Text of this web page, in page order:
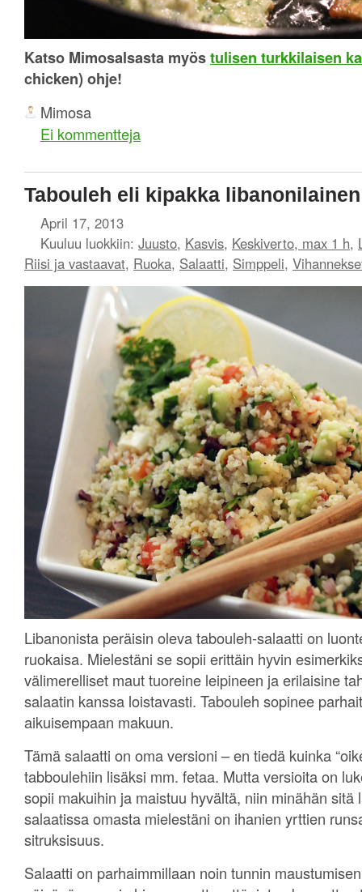
Katso Mimosalsasta myöstulisen turkkilaisen
chicken) ohje!
Mimosa
Ei kommentteja
Tabouleh eli kipakka
April 17, 2013
Kuuluu luokkiin: Juusto, Kasvis, Keskiverto, max 1 h,
Riisi ja vastaavat, Ruoka, Salaatti, Simppeli,
Libanonista peräisin oleva tabouleh-salaatti on
ruokaisa. Mielestäni se sopii erittäin hyvin
välimerelliset maut tuoreine leipineen ja erilaisine
salaatin kanssa loistavasti. Tabouleh sopinee
aikuisempaan makuun.
Tämä salaatti on oma versioni – en tiedä kuinka
tabboulehiin lisäksi mm. fetaa. Mutta versioita on
sopii makuihin ja maistuu hyvältä, niin minähän sitä
salaatissa omasta mielestäni on ihanien yrttien
sitruksisuus.
Salaatti on parhaimmillaan noin tunnin